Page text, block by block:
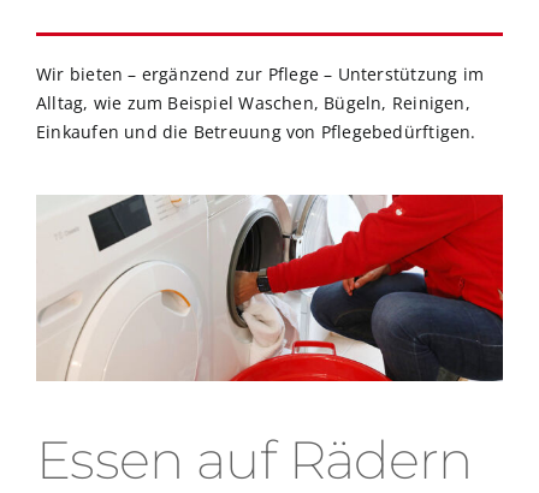
Wir bieten – ergänzend zur Pflege – Unterstützung im
Alltag, wie zum Beispiel Waschen, Bügeln, Reinigen,
Einkaufen und die Betreuung von Pflegebedürftigen.
Essen auf Rädern